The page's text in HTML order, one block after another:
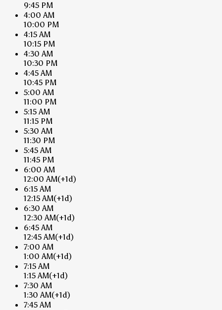
9:45 PM
4:00 AM
10:00 PM
4:15 AM
10:15 PM
4:30 AM
10:30 PM
4:45 AM
10:45 PM
5:00 AM
11:00 PM
5:15 AM
11:15 PM
5:30 AM
11:30 PM
5:45 AM
11:45 PM
6:00 AM
12:00 AM(+1d)
6:15 AM
12:15 AM(+1d)
6:30 AM
12:30 AM(+1d)
6:45 AM
12:45 AM(+1d)
7:00 AM
1:00 AM(+1d)
7:15 AM
1:15 AM(+1d)
7:30 AM
1:30 AM(+1d)
7:45 AM